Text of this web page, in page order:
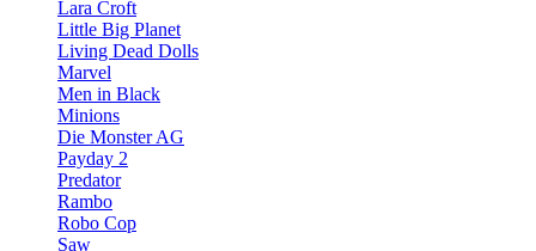
Lara Croft
Little Big Planet
Living Dead Dolls
Marvel
Men in Black
Minions
Die Monster AG
Payday 2
Predator
Rambo
Robo Cop
Saw